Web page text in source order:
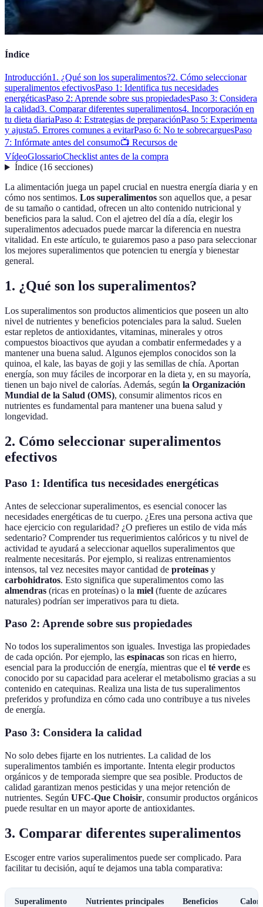
Índice
Introducción1. ¿Qué son los superalimentos?2. Cómo seleccionar
superalimentos efectivosPaso 1: Identifica tus necesidades
energéticasPaso 2: Aprende sobre sus propiedadesPaso 3: Considera
la calidad3. Comparar diferentes superalimentos4. Incorporación en
tu dieta diariaPaso 4: Estrategias de preparaciónPaso 5: Experimenta
y ajusta5. Errores comunes a evitarPaso 6: No te sobrecarguesPaso
7: Infórmate antes del consumo📺 Recursos de
VídeoGlossarioChecklist antes de la compra
Índice(16 secciones)
La alimentación juega un papel crucial en nuestra energía diaria y en
cómo nos sentimos. Los superalimentos son aquellos que, a pesar
de su tamaño o cantidad, ofrecen un alto contenido nutricional y
beneficios para la salud. Con el ajetreo del día a día, elegir los
superalimentos adecuados puede marcar la diferencia en nuestra
vitalidad. En este artículo, te guiaremos paso a paso para seleccionar
los mejores superalimentos que potencien tu energía y bienestar
general.
1. ¿Qué son los superalimentos?
Los superalimentos son productos alimenticios que poseen un alto
nivel de nutrientes y beneficios potenciales para la salud. Suelen
estar repletos de antioxidantes, vitaminas, minerales y otros
compuestos bioactivos que ayudan a combatir enfermedades y a
mantener una buena salud. Algunos ejemplos conocidos son la
quinoa, el kale, las bayas de goji y las semillas de chía. Aportan
energía, son muy fáciles de incorporar en la dieta y, en su mayoría,
tienen un bajo nivel de calorías. Además, según la Organización
Mundial de la Salud (OMS), consumir alimentos ricos en
nutrientes es fundamental para mantener una buena salud y
longevidad.
2. Cómo seleccionar superalimentos
efectivos
Paso 1: Identifica tus necesidades energéticas
Antes de seleccionar superalimentos, es esencial conocer las
necesidades energéticas de tu cuerpo. ¿Eres una persona activa que
hace ejercicio con regularidad? ¿O prefieres un estilo de vida más
sedentario? Comprender tus requerimientos calóricos y tu nivel de
actividad te ayudará a seleccionar aquellos superalimentos que
realmente necesitarás. Por ejemplo, si realizas entrenamientos
intensos, tal vez necesites mayor cantidad de proteínas y
carbohidratos. Esto significa que superalimentos como las
almendras (ricas en proteínas) o la miel (fuente de azúcares
naturales) podrían ser imperativos para tu dieta.
Paso 2: Aprende sobre sus propiedades
No todos los superalimentos son iguales. Investiga las propiedades
de cada opción. Por ejemplo, las espinacas son ricas en hierro,
esencial para la producción de energía, mientras que el té verde es
conocido por su capacidad para acelerar el metabolismo gracias a su
contenido en catequinas. Realiza una lista de tus superalimentos
preferidos y profundiza en cómo cada uno contribuye a tus niveles
de energía.
Paso 3: Considera la calidad
No solo debes fijarte en los nutrientes. La calidad de los
superalimentos también es importante. Intenta elegir productos
orgánicos y de temporada siempre que sea posible. Productos de
calidad garantizan menos pesticidas y una mejor retención de
nutrientes. Según UFC-Que Choisir, consumir productos orgánicos
puede resultar en un mayor aporte de antioxidantes.
3. Comparar diferentes superalimentos
Escoger entre varios superalimentos puede ser complicado. Para
facilitar tu decisión, aquí te dejamos una tabla comparativa:
Superalimento Nutrientes principales Beneficios